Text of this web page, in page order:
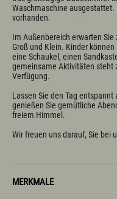
Waschmaschine
vorhanden.
Im Außenbereich erwarten
Groß und Klein. Kinder
eine Schaukel, einen
gemeinsame Aktivitäten steht
Verfügung.
Lassen Sie den Tag
genießen Sie gemütliche
freiem Himmel.
Wir freuen uns darauf, Sie bei
MERKMALE